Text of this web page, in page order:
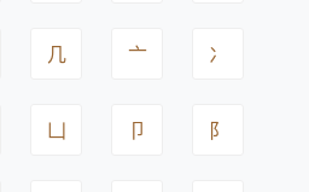
几 亠 冫
凵 卩 阝